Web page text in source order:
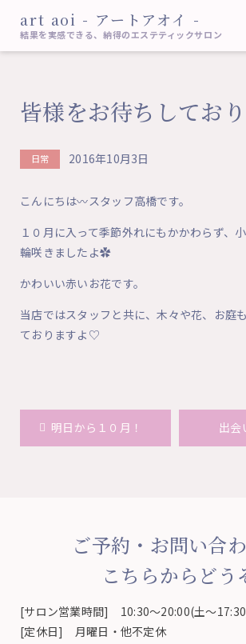
art aoi - アートアオイ -
結果を実感できる、納得のエステティックサロン
皆様をお待ちしており
日常 2016年10月3日
こんにちは〰スタッフ高橋です。
１０月に入って季節外れにもかかわらず、
輪咲きましたよ✿
かわいい赤いお花です。
当店ではスタッフと共に、木々や花、お庭
ておりますよ♡
明日から１０月！ 出
ご予約・お問い合
こちらからどう
[サロン営業時間] 10:30～20:00(土～
[定休日] 月曜日・他不定休